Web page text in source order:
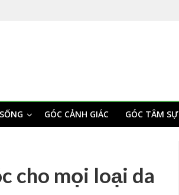
GÓC CẢNH GIÁC GÓC TÂM SỰ
cho mọi loại da